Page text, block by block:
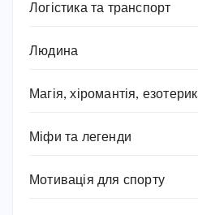
Логістика та транспорт
Людина
Магія, хіромантія,
Міфи та легенди
Мотивація для спорту